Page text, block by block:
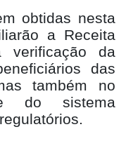
obtidas nesta
a Receita
verificação da
das
também no
do sistema